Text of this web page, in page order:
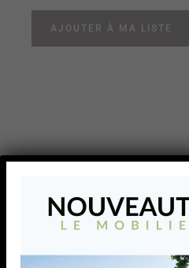
AJOUTER À MA LISTE